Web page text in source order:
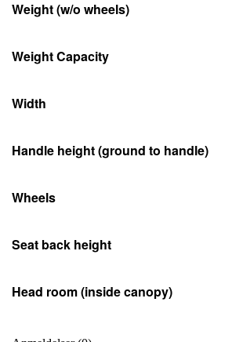
Weight (w/o wheels)
Weight Capacity
Width
Handle height (ground to handle)
Wheels
Seat back height
Head room (inside canopy)